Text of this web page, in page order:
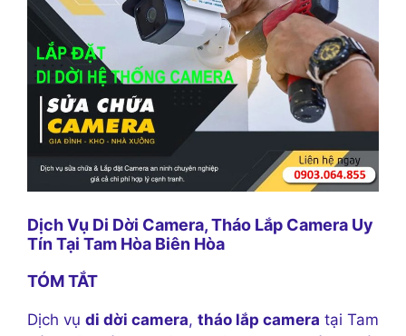
Dịch Vụ Di Dời Camera, Tháo Lắp Camera Uy
Tín Tại Tam Hòa Biên Hòa
TÓM TẮT
Dịch vụ di dời camera, tháo lắp camera tại Tam